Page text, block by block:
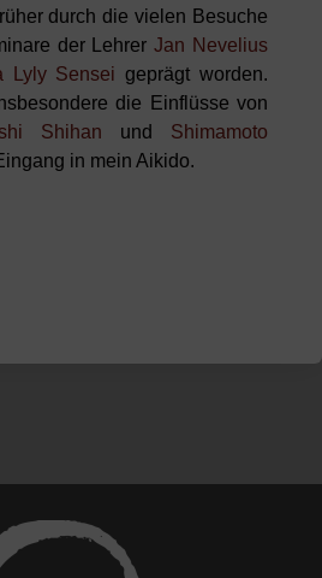
durch die vielen Besuche
der LehrerJan Nevelius
Lyly Sensei geprägt worden.
die Einflüsse von
Shihan und Shimamoto
in mein Aikido.